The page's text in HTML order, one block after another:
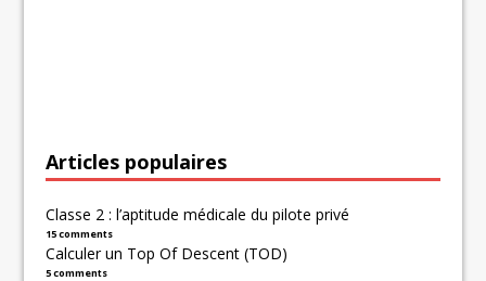
Articles populaires
Classe 2 : l’aptitude médicale du pilote privé
15 comments
Calculer un Top Of Descent (TOD)
5 comments